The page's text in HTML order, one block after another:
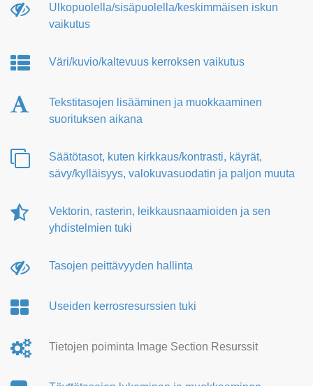
Ulkopuolella/sisäpuolella/keskimmäisen iskun
vaikutus
Väri/kuvio/kaltevuus kerroksen vaikutus
Tekstitasojen lisääminen ja muokkaaminen
suorituksen aikana
Säätötasot, kuten kirkkaus/kontrasti, käyrät,
sävy/kylläisyys, valokuvasuodatin ja paljon muuta
Vektorin, rasterin, leikkausnaamioiden ja sen
yhdistelmien tuki
Tasojen peittävyyden hallinta
Useiden kerrosresurssien tuki
Tietojen poiminta Image Section Resurssit